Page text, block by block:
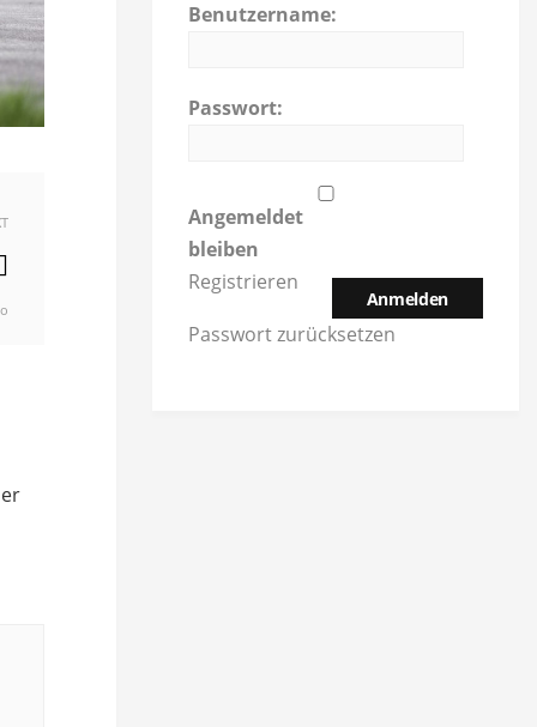
Benutzername:
Passwort:
Angemeldet
bleiben
Anmelden
Registrieren
Passwort zurücksetzen